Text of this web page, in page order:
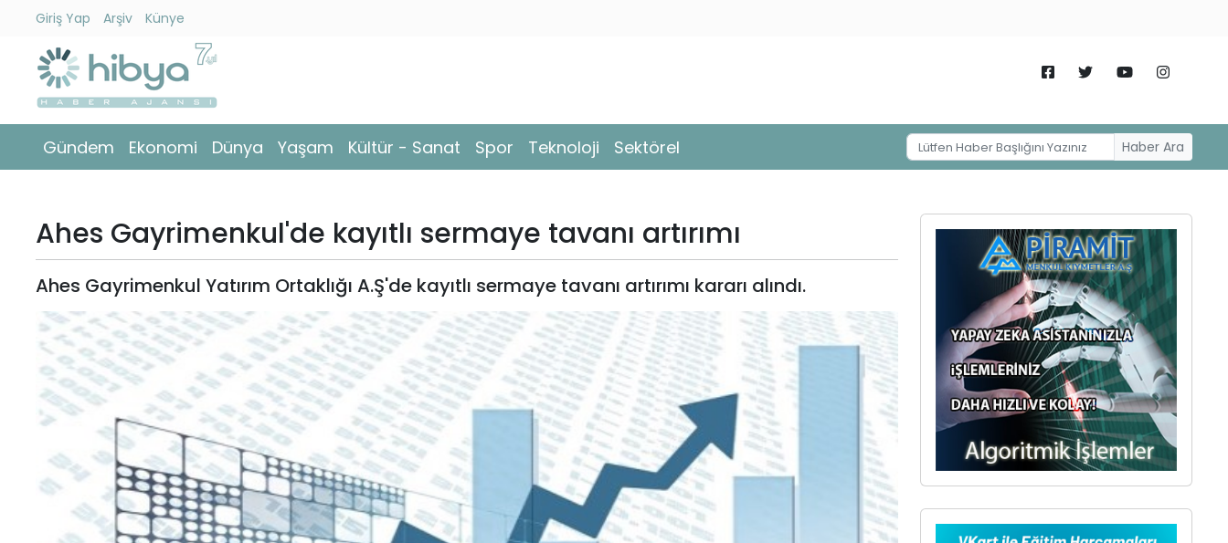
Giriş Yap Arşiv Künye
Gündem Ekonomi Dünya Yaşam Kültür - Sanat Spor Teknoloji Sektörel Haber Ara
Gündem
Ekonomi
Yaşam
Kültür
Sanat
Spor
Sektörel
Ahes Gayrimenkul'de kayıtlı sermaye tavanı artırımı
Ahes Gayrimenkul Yatırım Ortaklığı A.Ş'de kayıtlı sermaye tavanı artırımı kararı alındı.